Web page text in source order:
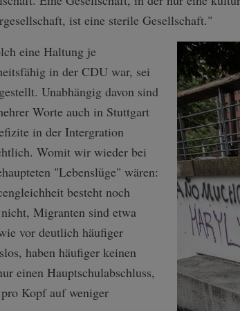
ist eine sterile Gesellschaft."
eine Haltung je
in der CDU war, sei
Unabhängig davon sind
Worte auch in Stuttgart
in der Intergration
Womit wir wieder bei
"Lebenslüge" wären:
besteht noch
Migranten sind etwa
vor deutlich häufiger
haben häufiger keinen
einen Hauptschulabschluss,
Kopf auf weniger